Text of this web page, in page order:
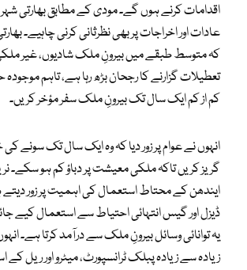
اقدامات کرنے ہوں گے۔ مودی کے مطابق بھارتی
عادات اور اخراجات پر بھی نظرثانی کرنی چاہیے۔
کہ متوسط طبقے میں بیرونِ ملک شادیوں، غیر
تعطیلات گزارنے کا رجحان بڑھ رہا ہے، تاہم
کم از کم ایک سال تک بیرونِ ملک سفر مؤخر کریں۔
انہوں نے عوام پر زور دیا کہ وہ ایک سال تک سونے
گریز کریں تاکہ ملکی معیشت پر دباؤ کم ہو سکے۔
ایندھن کے محتاط استعمال کی اہمیت پر زور دیتے
ڈیزل اور گیس انتہائی احتیاط سے استعمال کیے
یہ توانائی وسائل بیرونِ ملک سے درآمد کرتا ہے۔
زیادہ سے زیادہ پبلک ٹرانسپورٹ، میٹرو اور ریل